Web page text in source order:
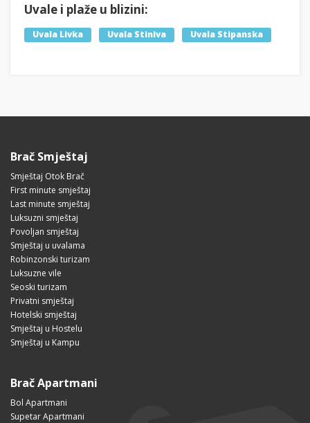
Uvale i plaže u blizini:
Uvala Livka Uvala Stiniva Uvala Stipanska
Brač Smještaj
Smještaj Otok Brač
First minute smještaj
Last minute smještaj
Luksuzni smještaj
Povoljan smještaj
Smještaj u uvalama
Robinzonski turizam
Luksuzne vile
Seoski turizam
Privatni smještaj
Hotelski smještaj
Smještaj u Hostelu
Smještaj u Kampu
Brač Apartmani
Bol Apartmani
Supetar Apartmani